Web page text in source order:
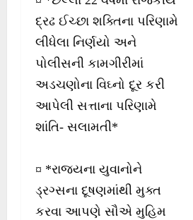
દ્રઢ ઈચ્છા શક્તિના પરિણામે
લીધેલા નિર્ણયો અને
પોલીસની કામગીરીમાં
અડચણોના વિઘ્નો દૂર કરી
આપેલી સત્તાના પરિણામે
શાંતિ- સલામતી*
¤ *રાજ્યના યુવાનોને
ડ્રગ્સના દૂષણમાંથી મુક્ત
કરવા આપણે સૌએ મુહિમ